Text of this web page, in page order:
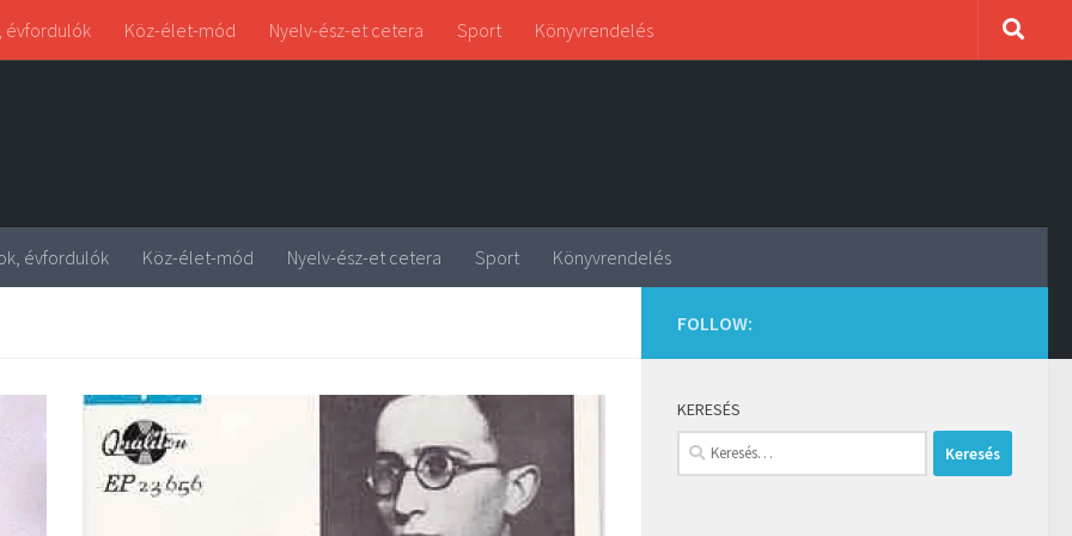
évfordulók Köz-élet-mód Nyelv-ész-et cetera Sport Könyvrendelés
évfordulók Köz-élet-mód Nyelv-ész-et cetera Sport Könyvrendelés
FOLLOW:
KERESÉS
Keresés: